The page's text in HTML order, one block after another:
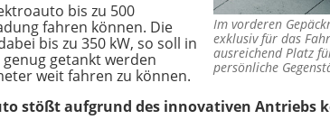
Im vorderen
exklusiv für das
ausreichend Platz
persönliche
bis zu 500
fahren können. Die
bis zu 350 kW, so soll in
getankt werden
weit fahren zu können.
stößt aufgrund des innovativen Antriebs